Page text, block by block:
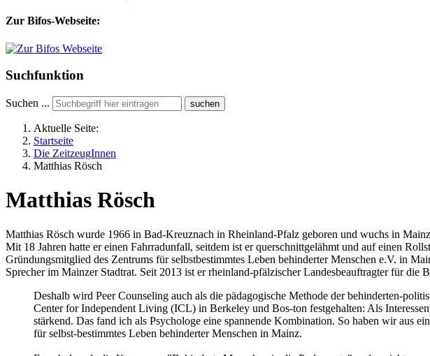
Zur Bifos-Webseite:
Suchfunktion
Suchen ... suchen
Aktuelle Seite:
Startseite
Die ZeitzeugInnen
Matthias Rösch
Matthias Rösch
Matthias Rösch wurde 1966 in Bad-Kreuznach in Rheinland-Pfalz geboren und wuchs in
Mit 18 Jahren hatte er einen Fahrradunfall, seitdem ist er querschnittgelähmt und auf einen
Gründungsmitglied des Zentrums für selbstbestimmtes Leben behinderter Menschen e.V. in
Sprecher im Mainzer Stadtrat. Seit 2013 ist er rheinland-pfälzischer Landesbeauftragter für die
Deshalb wird Peer Counseling auch als die pädagogische Methode der behinderten-
Center for Independent Living (ICL) in Berkeley und Bos-ton festgehalten: Als
stärkend. Das fand ich als Psychologe eine spannende Kombination. So haben wir aus
für selbst-bestimmtes Leben behinderter Menschen in Mainz.